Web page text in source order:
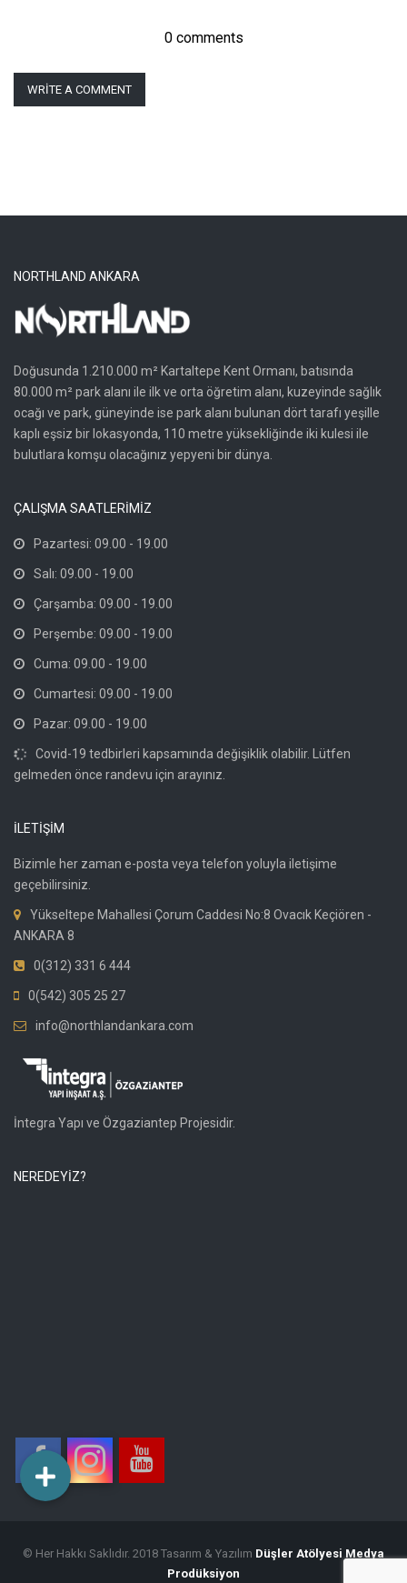
0 comments
WRITE A COMMENT
NORTHLAND ANKARA
Doğusunda 1.210.000 m² Kartaltepe Kent Ormanı, batısında
80.000 m² park alanı ile ilk ve orta öğretim alanı, kuzeyinde sağlık
ocağı ve park, güneyinde ise park alanı bulunan dört tarafı yeşille
kaplı eşsiz bir lokasyonda, 110 metre yüksekliğinde iki kulesi ile
bulutlara komşu olacağınız yepyeni bir dünya.
ÇALIŞMA SAATLERİMİZ
Pazartesi: 09.00 - 19.00
Salı: 09.00 - 19.00
Çarşamba: 09.00 - 19.00
Perşembe: 09.00 - 19.00
Cuma: 09.00 - 19.00
Cumartesi: 09.00 - 19.00
Pazar: 09.00 - 19.00
Covid-19 tedbirleri kapsamında değişiklik olabilir. Lütfen
gelmeden önce randevu için arayınız.
İLETİŞİM
Bizimle her zaman e-posta veya telefon yoluyla iletişime
geçebilirsiniz.
Yükseltepe Mahallesi Çorum Caddesi No:8 Ovacık Keçiören -
ANKARA 8
0(312) 331 6 444
0(542) 305 25 27
info@northlandankara.com
İntegra Yapı ve Özgaziantep Projesidir.
NEREDEYİZ?
© Her Hakkı Saklıdır. 2018 Tasarım & Yazılım Düşler Atölyesi Medya
Prodüksiyon